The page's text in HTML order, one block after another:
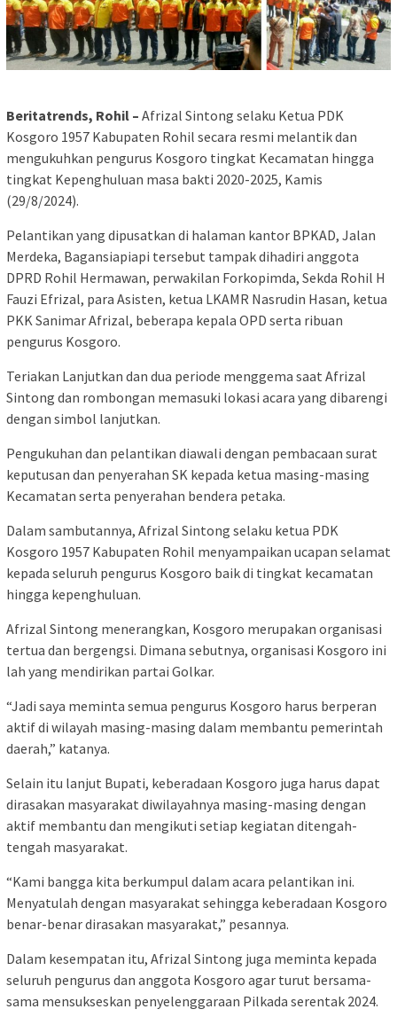
Beritatrends, Rohil – Afrizal Sintong selaku Ketua PDK
Kosgoro 1957 Kabupaten Rohil secara resmi melantik dan
mengukuhkan pengurus Kosgoro tingkat Kecamatan hingga
tingkat Kepenghuluan masa bakti 2020-2025, Kamis
(29/8/2024).
Pelantikan yang dipusatkan di halaman kantor BPKAD, Jalan
Merdeka, Bagansiapiapi tersebut tampak dihadiri anggota
DPRD Rohil Hermawan, perwakilan Forkopimda, Sekda Rohil H
Fauzi Efrizal, para Asisten, ketua LKAMR Nasrudin Hasan, ketua
PKK Sanimar Afrizal, beberapa kepala OPD serta ribuan
pengurus Kosgoro.
Teriakan Lanjutkan dan dua periode menggema saat Afrizal
Sintong dan rombongan memasuki lokasi acara yang dibarengi
dengan simbol lanjutkan.
Pengukuhan dan pelantikan diawali dengan pembacaan surat
keputusan dan penyerahan SK kepada ketua masing-masing
Kecamatan serta penyerahan bendera petaka.
Dalam sambutannya, Afrizal Sintong selaku ketua PDK
Kosgoro 1957 Kabupaten Rohil menyampaikan ucapan selamat
kepada seluruh pengurus Kosgoro baik di tingkat kecamatan
hingga kepenghuluan.
Afrizal Sintong menerangkan, Kosgoro merupakan organisasi
tertua dan bergengsi. Dimana sebutnya, organisasi Kosgoro ini
lah yang mendirikan partai Golkar.
“Jadi saya meminta semua pengurus Kosgoro harus berperan
aktif di wilayah masing-masing dalam membantu pemerintah
daerah,” katanya.
Selain itu lanjut Bupati, keberadaan Kosgoro juga harus dapat
dirasakan masyarakat diwilayahnya masing-masing dengan
aktif membantu dan mengikuti setiap kegiatan ditengah-
tengah masyarakat.
“Kami bangga kita berkumpul dalam acara pelantikan ini.
Menyatulah dengan masyarakat sehingga keberadaan Kosgoro
benar-benar dirasakan masyarakat,” pesannya.
Dalam kesempatan itu, Afrizal Sintong juga meminta kepada
seluruh pengurus dan anggota Kosgoro agar turut bersama-
sama mensukseskan penyelenggaraan Pilkada serentak 2024.